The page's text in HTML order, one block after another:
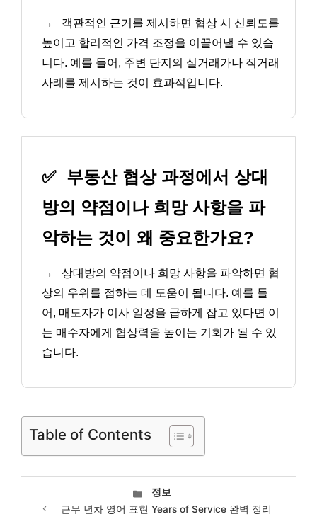
→
객관적인 근거를 제시하면 협상 시 신뢰도를
높이고 합리적인 가격 조정을 이끌어낼 수 있습
니다. 예를 들어, 주변 단지의 실거래가나 직거래
사례를 제시하는 것이 효과적입니다.
✅ 부동산 협상 과정에서 상대
방의 약점이나 희망 사항을 파
악하는 것이 왜 중요한가요?
→
상대방의 약점이나 희망 사항을 파악하면 협
상의 우위를 점하는 데 도움이 됩니다. 예를 들
어, 매도자가 이사 일정을 급하게 잡고 있다면 이
는 매수자에게 협상력을 높이는 기회가 될 수 있
습니다.
Table of Contents
카
테
정보
근무 년차 영어 표현 Years of Service 완벽 정리